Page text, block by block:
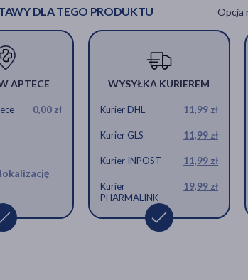
DLA TEGO PRODUKTU Opcja
APTECE
0,00 zł
WYSYŁKA KURIEREM
Kurier DHL 11,99 zł
Kurier GLS 11,99 zł
Kurier INPOST 11,99 zł
Kurier
PHARMALINK
19,99 zł